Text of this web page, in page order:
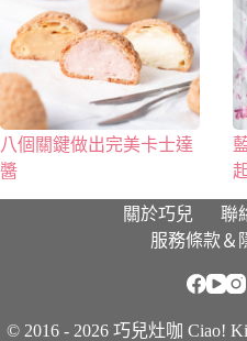
八個關鍵做出完美卡士達
醬
關於巧兒 聯
服務條款＆
© 2016 - 2026 巧兒灶咖 Ciao!